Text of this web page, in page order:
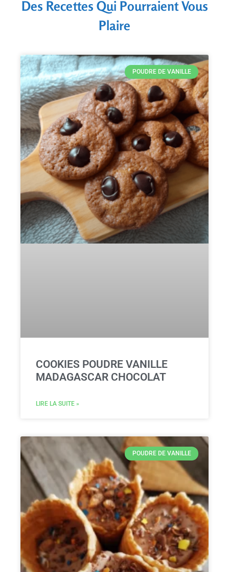
Des Recettes Qui Pourraient Vous
Plaire
POUDRE DE VANILLE
COOKIES POUDRE VANILLE
MADAGASCAR CHOCOLAT
LIRE LA SUITE »
POUDRE DE VANILLE